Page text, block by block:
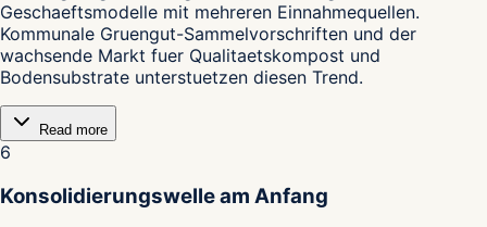
Geschaeftsmodelle mit mehreren Einnahmequellen.
Kommunale Gruengut-Sammelvorschriften und der
wachsende Markt fuer Qualitaetskompost und
Bodensubstrate unterstuetzen diesen Trend.
Read more
6
Konsolidierungswelle am Anfang